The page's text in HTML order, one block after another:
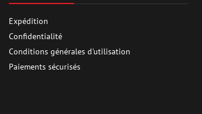
Expédition
Confidentialité
Conditions générales d'utilisation
Paiements sécurisés